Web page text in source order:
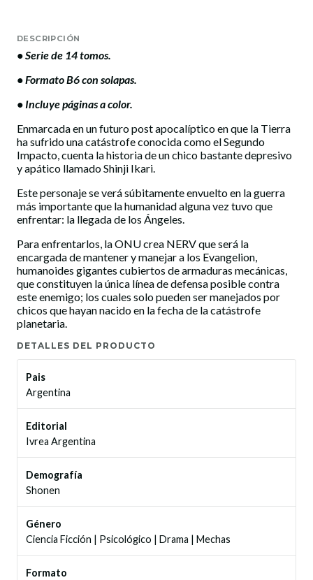
DESCRIPCIÓN
• Serie de 14 tomos.
• Formato B6 con solapas.
• Incluye páginas a color.
Enmarcada en un futuro post apocalíptico en que la Tierra
ha sufrido una catástrofe conocida como el Segundo
Impacto, cuenta la historia de un chico bastante depresivo
y apático llamado Shinji Ikari.
Este personaje se verá súbitamente envuelto en la guerra
más importante que la humanidad alguna vez tuvo que
enfrentar: la llegada de los Ángeles.
Para enfrentarlos, la ONU crea NERV que será la
encargada de mantener y manejar a los Evangelion,
humanoides gigantes cubiertos de armaduras mecánicas,
que constituyen la única línea de defensa posible contra
este enemigo; los cuales solo pueden ser manejados por
chicos que hayan nacido en la fecha de la catástrofe
planetaria.
DETALLES DEL PRODUCTO
Pais
Argentina
Editorial
Ivrea Argentina
Demografía
Shonen
Género
Ciencia Ficción | Psicológico | Drama | Mechas
Formato